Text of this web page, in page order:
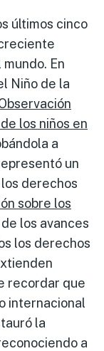
últimos cinco
En
Niño de la
los niños en
a
un
derechos
sobre los
los avances
los derechos
recordar que
internacional
la
a